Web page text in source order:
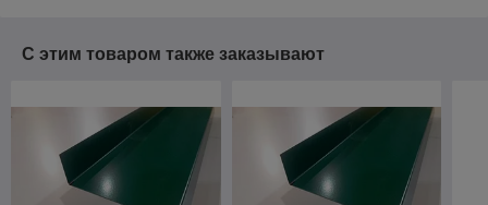
С этим товаром также заказывают